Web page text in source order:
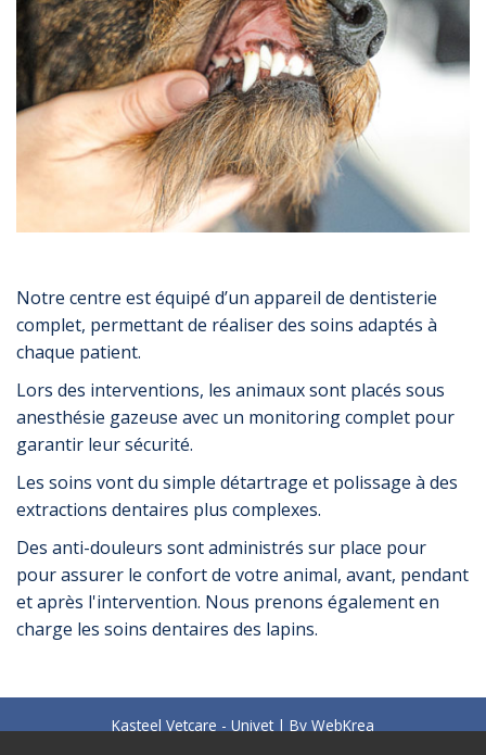
Notre centre est équipé d’un appareil de dentisterie
complet, permettant de réaliser des soins adaptés à
chaque patient.
Lors des interventions, les animaux sont placés sous
anesthésie gazeuse avec un monitoring complet pour
garantir leur sécurité.
Les soins vont du simple détartrage et polissage à des
extractions dentaires plus complexes.
Des anti-douleurs sont administrés sur place pour
pour assurer le confort de votre animal, avant, pendant
et après l'intervention. Nous prenons également en
charge les soins dentaires des lapins.
Kasteel Vetcare - Univet | By WebKrea